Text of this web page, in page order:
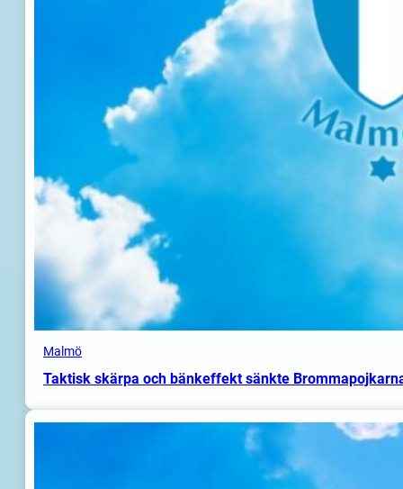
Malmö
Taktisk skärpa och bänkeffekt sänkte